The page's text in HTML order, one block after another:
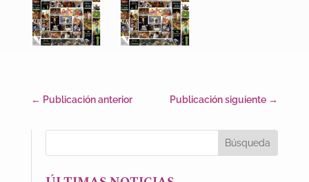
← Publicación anterior Publicación siguiente →